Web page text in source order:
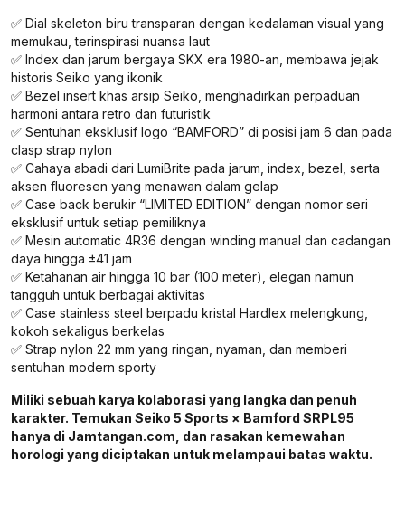
✅ Dial skeleton biru transparan dengan kedalaman visual yang
memukau, terinspirasi nuansa laut
✅ Index dan jarum bergaya SKX era 1980-an, membawa jejak
historis Seiko yang ikonik
✅ Bezel insert khas arsip Seiko, menghadirkan perpaduan
harmoni antara retro dan futuristik
✅ Sentuhan eksklusif logo “BAMFORD” di posisi jam 6 dan pada
clasp strap nylon
✅ Cahaya abadi dari LumiBrite pada jarum, index, bezel, serta
aksen fluoresen yang menawan dalam gelap
✅ Case back berukir “LIMITED EDITION” dengan nomor seri
eksklusif untuk setiap pemiliknya
✅ Mesin automatic 4R36 dengan winding manual dan cadangan
daya hingga ±41 jam
✅ Ketahanan air hingga 10 bar (100 meter), elegan namun
tangguh untuk berbagai aktivitas
✅ Case stainless steel berpadu kristal Hardlex melengkung,
kokoh sekaligus berkelas
✅ Strap nylon 22 mm yang ringan, nyaman, dan memberi
sentuhan modern sporty
Miliki sebuah karya kolaborasi yang langka dan penuh
karakter. Temukan Seiko 5 Sports × Bamford SRPL95
hanya di Jamtangan.com, dan rasakan kemewahan
horologi yang diciptakan untuk melampaui batas waktu.